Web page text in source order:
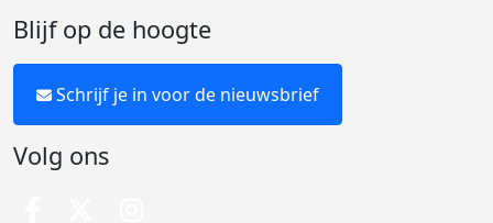
Blijf op de hoogte
Schrijf je in voor de nieuwsbrief
Volg ons